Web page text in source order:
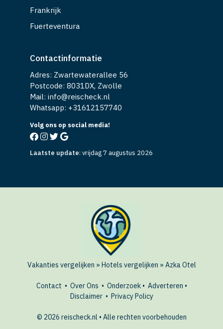
Frankrijk
Fuerteventura
Contactinformatie
Adres: Zwartewaterallee 56
Postcode: 8031DX, Zwolle
Mail: info@reischeck.nl
Whatsapp: +31612157740
Volg ons op social media!
Laatste update: vrijdag 7 augustus 2026
Vakanties vergelijken » Hotels vergelijken » Azka Otel
Contact • Over Ons • Onderzoek• Adverteren •
Disclaimer• Privacy Policy
© 2026 reischeck.nl • Alle rechten voorbehouden